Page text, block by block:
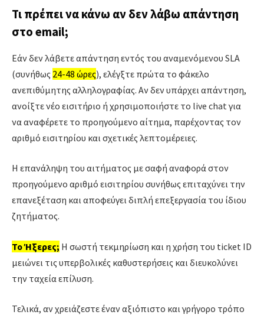
Τι πρέπει να κάνω αν δεν λάβω απάντηση
στο email;
Εάν δεν λάβετε απάντηση εντός του αναμενόμενου SLA
(συνήθως 24-48 ώρες), ελέγξτε πρώτα το φάκελο
ανεπιθύμητης αλληλογραφίας. Αν δεν υπάρχει απάντηση,
ανοίξτε νέο εισιτήριο ή χρησιμοποιήστε το live chat για
να αναφέρετε το προηγούμενο αίτημα, παρέχοντας τον
αριθμό εισιτηρίου και σχετικές λεπτομέρειες.
Η επανάληψη του αιτήματος με σαφή αναφορά στον
προηγούμενο αριθμό εισιτηρίου συνήθως επιταχύνει την
επανεξέταση και αποφεύγει διπλή επεξεργασία του ίδιου
ζητήματος.
Το Ήξερες; Η σωστή τεκμηρίωση και η χρήση του ticket ID
μειώνει τις υπερβολικές καθυστερήσεις και διευκολύνει
την ταχεία επίλυση.
Τελικά, αν χρειάζεστε έναν αξιόπιστο και γρήγορο τρόπο